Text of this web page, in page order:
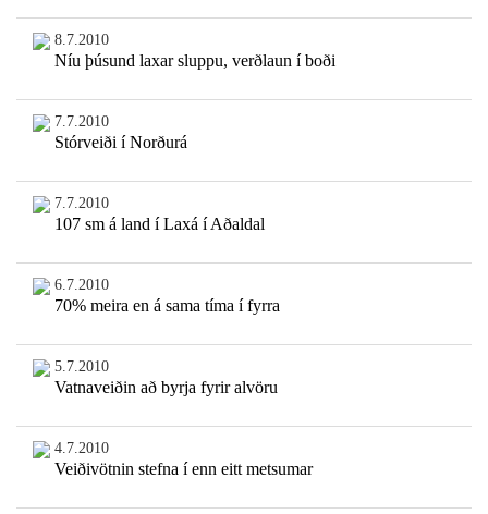
8.7.2010
Níu þúsund laxar sluppu, verðlaun í boði
7.7.2010
Stórveiði í Norðurá
7.7.2010
107 sm á land í Laxá í Aðaldal
6.7.2010
70% meira en á sama tíma í fyrra
5.7.2010
Vatnaveiðin að byrja fyrir alvöru
4.7.2010
Veiðivötnin stefna í enn eitt metsumar